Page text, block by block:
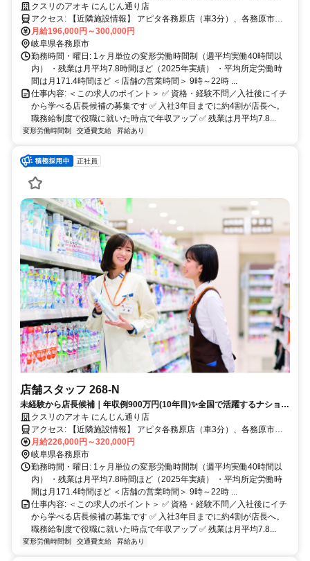
｜希望休月4日
クスリのアオキ にんじん通り店
アクセス: 【近隣施設情報】 アピタ各務原店（車3分）、各務原市民
公園（車5分）、航空自衛隊岐阜基地（車5分） 【近隣学校情報】 中
部学院大学（車10分）
月給196,000円～300,000円
岐阜県各務原市
勤務時間・曜日: 1ヶ月単位の変形労働時間制（週平均実働40時間以
内） ・残業は月平均7.8時間ほど（2025年実績） ・平均所定労働時
間は月171.4時間ほど ＜店舗の営業時間＞ 9時～22時 ...
仕事内容: ＜この求人のポイント＞ ✅ 資格・経験不問／入社後にイチ
から学べる店長候補の募集です ✅ 入社3年目までに約4割が店長へ。
職務給制度で役職に就いた時点で年収アップ ✅ 残業は月平均7.8...
変形労働時間制 交通費支給 昇給あり
正社員
店舗スタッフ 268-N
未経験から店長候補｜年収例900万円(10年目)✨全国で活躍するナショナ
ル社員✅社宅あり
クスリのアオキ にんじん通り店
アクセス: 【近隣施設情報】 アピタ各務原店（車3分）、各務原市民
公園（車5分）、航空自衛隊岐阜基地（車5分） 【近隣学校情報】 中
部学院大学（車10分）
月給226,000円～320,000円
岐阜県各務原市
勤務時間・曜日: 1ヶ月単位の変形労働時間制（週平均実働40時間以
内） ・残業は月平均7.8時間ほど（2025年実績） ・平均所定労働時
間は月171.4時間ほど ＜店舗の営業時間＞ 9時～22時 ...
仕事内容: ＜この求人のポイント＞ ✅ 資格・経験不問／入社後にイチ
から学べる店長候補の募集です ✅ 入社3年目までに約4割が店長へ。
職務給制度で役職に就いた時点で年収アップ ✅ 残業は月平均7.8...
変形労働時間制 交通費支給 昇給あり